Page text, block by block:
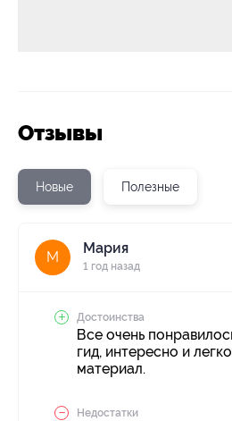
Отзывы
Новые Полезные
М
Мария
1 год назад
Достоинства
Все очень
гид, интересно и
материал.
Недостатки